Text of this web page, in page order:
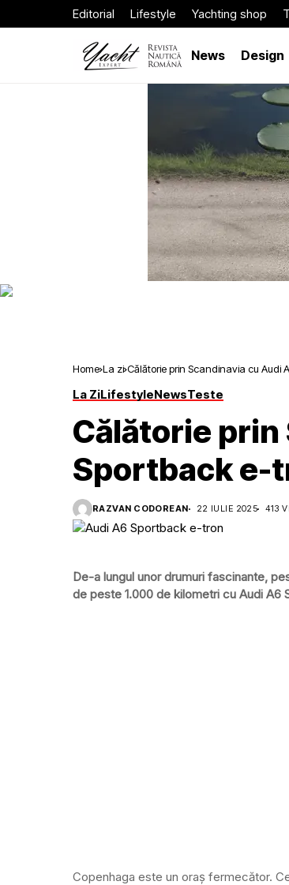
Editorial Lifestyle Yachting shop
News Design
Home La zi Călătorie prin Scandinavia cu Audi
La ZiLifestyleNewsTeste
Călătorie prin
Sportback e-
RAZVAN CODOREAN 22 IULIE 2025 413
De-a lungul unor drumuri fascinante,
de peste 1.000 de kilometri cu Audi
Copenhaga este un oraș fermecător.